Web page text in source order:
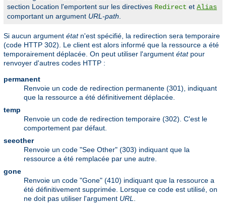
section Location l'emportent sur les directives Redirect et Alias
comportant un argument URL-path
Si aucun argument étatn'est spécifié, la redirection sera temporaire
(code HTTP 302). Le client est alors informé que la ressource a été
temporairement déplacée. On peut utiliser l'argument étatpour
renvoyer d'autres codes HTTP :
permanent
Renvoie un code de redirection permanente (301), indiquant
que la ressource a été définitivement déplacée.
temp
Renvoie un code de redirection temporaire (302). C'est le
comportement par défaut.
seeother
Renvoie un code "See Other" (303) indiquant que la
ressource a été remplacée par une autre.
gone
Renvoie un code "Gone" (410) indiquant que la ressource a
été définitivement supprimée. Lorsque ce code est utilisé, on
ne doit pas utiliser l'argument URL